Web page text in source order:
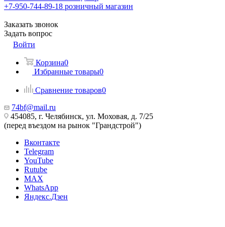
+7-950-744-89-18 розничный магазин
Заказать звонок
Задать вопрос
Войти
Корзина0
Избранные товары0
Сравнение товаров0
74bf@mail.ru
454085, г. Челябинск, ул. Моховая, д. 7/25
(перед въездом на рынок "Грандстрой")
Вконтакте
Telegram
YouTube
Rutube
MAX
WhatsApp
Яндекс.Дзен